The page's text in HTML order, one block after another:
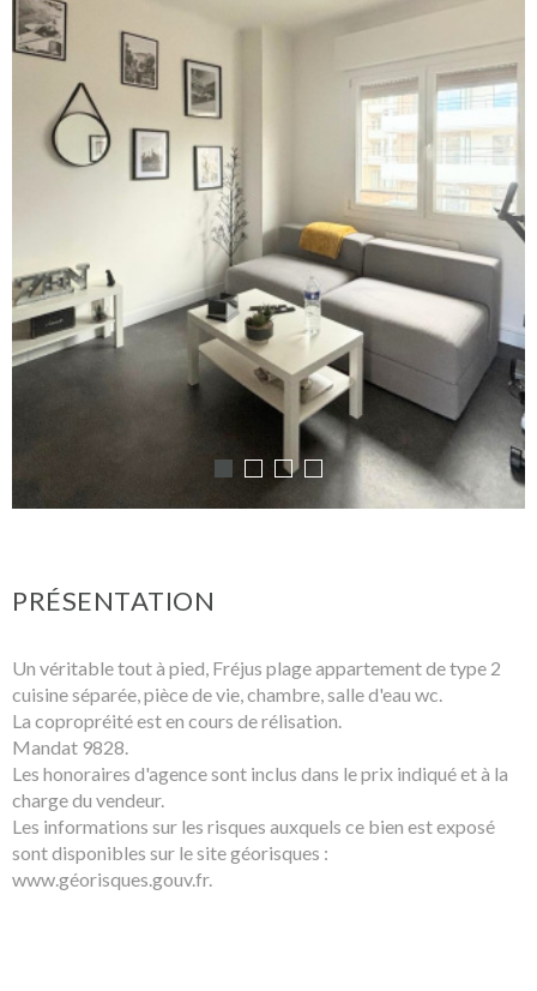
PRÉSENTATION
Un véritable tout à pied, Fréjus plage appartement de type 2
cuisine séparée, pièce de vie, chambre, salle d'eau wc.
La copropréité est en cours de rélisation.
Mandat 9828.
Les honoraires d'agence sont inclus dans le prix indiqué et à la
charge du vendeur.
Les informations sur les risques auxquels ce bien est exposé
sont disponibles sur le site géorisques :
www.géorisques.gouv.fr.